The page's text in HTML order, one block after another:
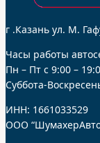
г .Казань ул. М.
Часы работы
Пн – Пт с 9:00 –
Суббота-
ИНН: 1661033529
ООО